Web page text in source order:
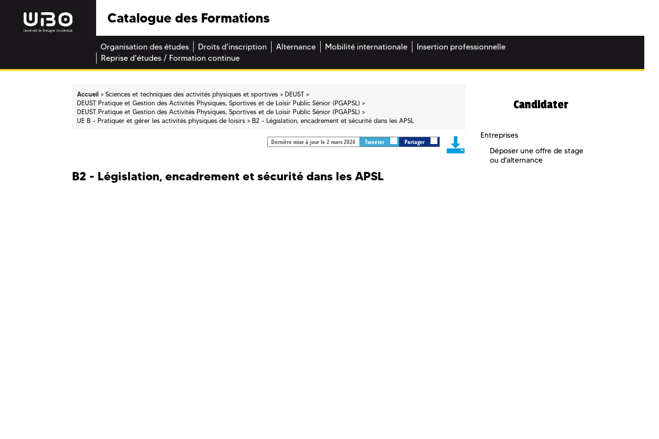
Catalogue des Formations
Organisation des études Droits d'inscription Alternance Mobilité internationale
Insertion professionnelle
Reprise d'études / Formation continue
Accueil Sciences et techniques des activités physiques et sportives
DEUST
DEUST Pratique et Gestion des Activités Physiques, Sportives et de Loisir Public Sénior (PGAPSL)
DEUST Pratique et Gestion des Activités Physiques, Sportives et de Loisir Public Sénior (PGAPSL)
UE B - Pratiquer et gérer les activités physiques de loisirs
B2 - Législation, encadrement et sécurité dans les APSL
Dernière mise à jour le 2 mars 2026 Tweeter Partager
B2 - Législation, encadrement et sécurité dans les APSL
Candidater
Entreprises
Déposer une offre de stage
ou d'alternance